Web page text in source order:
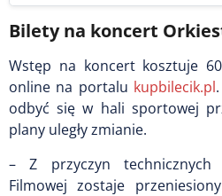
Bilety na koncert
Wstęp na koncert kosztuje
online na portalu kupbilecik.pl
odbyć się w hali sportowej
plany uległy zmianie.
– Z przyczyn technicznych
Filmowej zostaje